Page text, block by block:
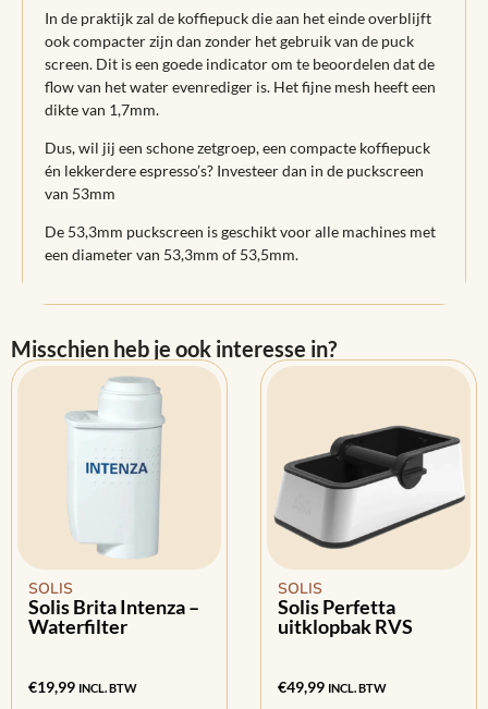
In de praktijk zal de koffiepuck die aan het einde overblijft
ook compacter zijn dan zonder het gebruik van de puck
screen. Dit is een goede indicator om te beoordelen dat de
flow van het water evenrediger is. Het fijne mesh heeft een
dikte van 1,7mm.
Dus, wil jij een schone zetgroep, een compacte koffiepuck
én lekkerdere espresso’s? Investeer dan in de puckscreen
van 53mm
De 53,3mm puckscreen is geschikt voor alle machines met
een diameter van 53,3mm of 53,5mm.
Misschien heb je ook interesse in?
SOLIS
Solis Brita Intenza –
Waterfilter
€19,99 INCL. BTW
SOLIS
Solis Perfetta
uitklopbak RVS
€49,99 INCL. BTW